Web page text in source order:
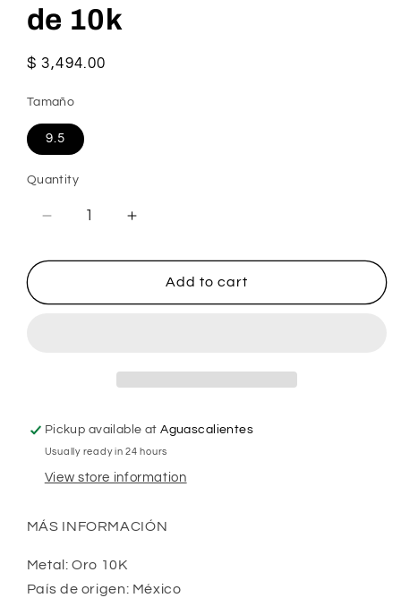
de 10k
Regular
$ 3,494.00
Tamaño
9.5
Quantity
Decrease
for
15
Increase
for
Anillo
15
Add to cart
Pickup available atAguascalientes
Usually ready in 24 hours
View store information
MÁS INFORMACIÓN
Metal: Oro 10K
País de origen: México